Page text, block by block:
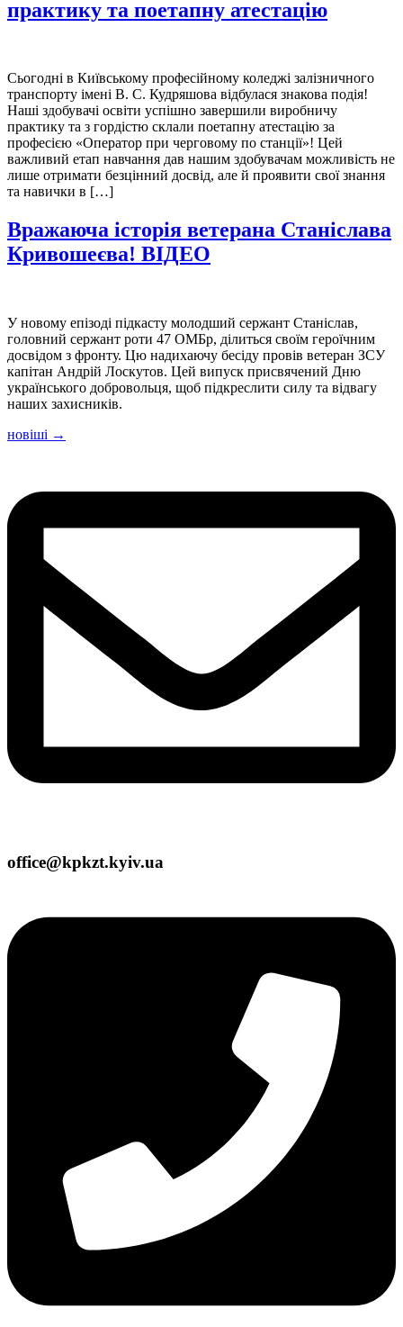
практику та поетапну атестацію
Сьогодні в Київському професійному коледжі залізничного
транспорту імені В. С. Кудряшова відбулася знакова подія!
Наші здобувачі освіти успішно завершили виробничу
практику та з гордістю склали поетапну атестацію за
професією «Оператор при черговому по станції»! Цей
важливий етап навчання дав нашим здобувачам можливість не
лише отримати безцінний досвід, але й проявити свої знання
та навички в […]
Вражаюча історія ветерана Станіслава
Кривошеєва! ВІДЕО
У новому епізоді підкасту молодший сержант Станіслав,
головний сержант роти 47 ОМБр, ділиться своїм героїчним
досвідом з фронту. Цю надихаючу бесіду провів ветеран ЗСУ
капітан Андрій Лоскутов. Цей випуск присвячений Дню
українського добровольця, щоб підкреслити силу та відвагу
наших захисників.
новіші →
office@kpkzt.kyiv.ua